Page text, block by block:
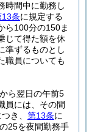
時間中に勤務し
13条に規定する
ら100分の150ま
じて得た額を休
準ずるものとし
職員についても
ら翌日の午前5
員には、その間
き、 第13条に
25を夜間勤務手